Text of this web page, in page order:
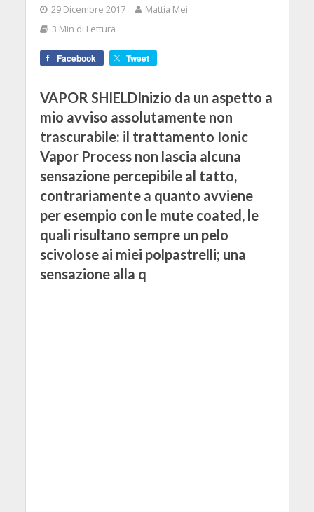
29 Dicembre 2017
Mattia Mei
3 Min di Lettura
Facebook Tweet
VAPOR SHIELDInizio da un aspetto a
mio avviso assolutamente non
trascurabile: il trattamento Ionic
Vapor Process non lascia alcuna
sensazione percepibile al tatto,
contrariamente a quanto avviene
per esempio con le mute coated, le
quali risultano sempre un pelo
scivolose ai miei polpastrelli; una
sensazione alla q